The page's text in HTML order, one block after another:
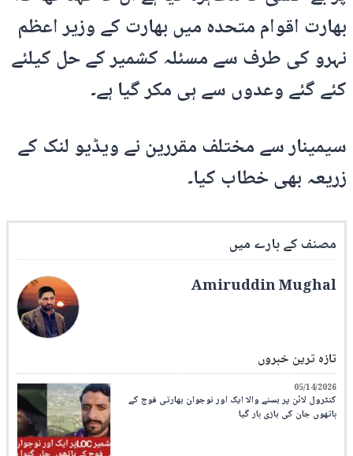
بھارت اقوام متحدہ میں بھارت کے وزیر اعظم
نہرو کی طرف سے مسئلہ کشمیر کے حل کیلئے
کئے گئے وعدوں سے ہی مکر گیا ہے۔
سیمینار سے مختلف مقررین نے ویڈیو لنک کے
زریعہ بھی خطاب کیا۔
مصنف کے بارے میں
Amiruddin Mughal
تازہ ترین خبروں
05/14/2026
کنٹرول لائن پر بسنے والا ایک اور نوجوان بھارتی فوج کے
ہاتھوں جان کی بازی ہار گیا